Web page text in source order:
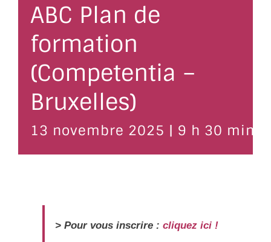
ABC Plan de
formation
(Competentia –
Bruxelles)
13 novembre 2025 | 9 h 30 min
> Pour vous inscrire : cliquez ici !